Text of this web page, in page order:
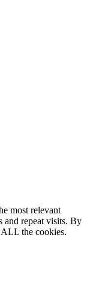
most relevant
and repeat visits. By
the cookies.